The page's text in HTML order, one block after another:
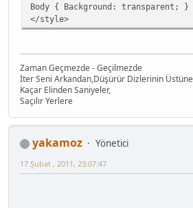
Body { Background: transparent; }
</style>
Zaman Geçmezde - Geçilmezde
İter Seni Arkandan,Düşürür Dizlerinin Üstüne
Kaçar Elinden Saniyeler,
Saçılır Yerlere
yakamoz Yönetici
17 Şubat , 2011, 23:07:47